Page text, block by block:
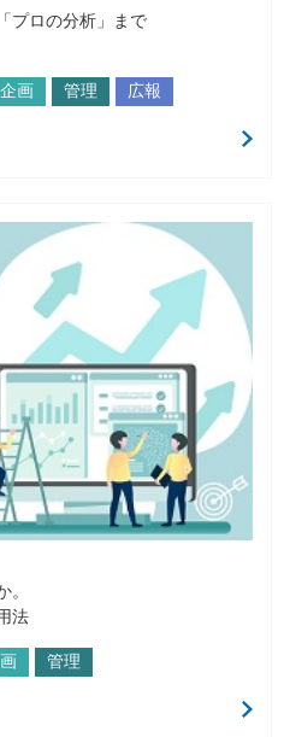
プロの分析」まで
企画 管理 広報
。
法
管理